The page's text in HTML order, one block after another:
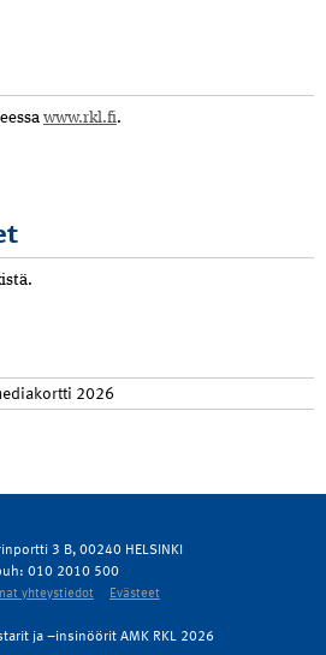
www.rkl.fi.
2026
3 B, 00240 HELSINKI
010 2010 500
yhteystiedot Evästeet
ja –insinöörit AMK RKL 2026